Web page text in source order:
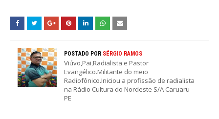
POSTADO POR SÉRGIO RAMOS
Viúvo,Pai,Radialista e Pastor
Evangélico.Militante do meio
Radiofônico.Iniciou a profissão de radialista
na Rádio Cultura do Nordeste S/A Caruaru -
PE